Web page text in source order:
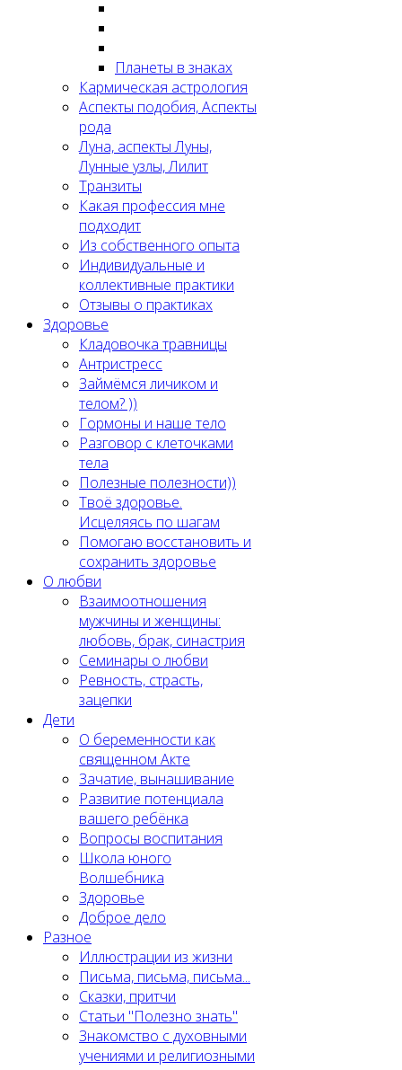
Планеты в знаках
Кармическая астрология
Аспекты подобия, Аспекты
рода
Луна, аспекты Луны,
Лунные узлы, Лилит
Транзиты
Какая профессия мне
подходит
Из собственного опыта
Индивидуальные и
коллективные практики
Отзывы о практиках
Здоровье
Кладовочка травницы
Антристресс
Займёмся личиком и
телом? ))
Гормоны и наше тело
Разговор с клеточками
тела
Полезные полезности))
Твоё здоровье.
Исцеляясь по шагам
Помогаю восстановить и
сохранить здоровье
О любви
Взаимоотношения
мужчины и женщины:
любовь, брак, синастрия
Семинары о любви
Ревность, страсть,
зацепки
Дети
О беременности как
священном Акте
Зачатие, вынашивание
Развитие потенциала
вашего ребёнка
Вопросы воспитания
Школа юного
Волшебника
Здоровье
Доброе дело
Разное
Иллюстрации из жизни
Письма, письма, письма...
Сказки, притчи
Статьи "Полезно знать"
Знакомство с духовными
учениями и религиозными